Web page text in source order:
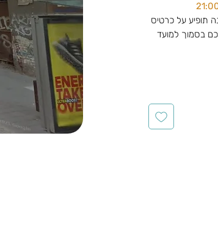
תופיע על כרטיס
בסמוך למועד